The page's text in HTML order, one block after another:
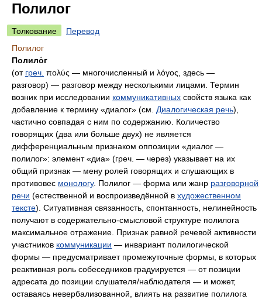
Полилог
Толкование
Перевод
Полилог
Полило́г
(от греч. πολύς — многочисленный и λόγος , здесь —
разговор) — разговор между несколькими лицами. Термин
возник при исследовании коммуникативных свойств языка как
добавление к термину «диалог» (см. Диалогическая речь),
частично совпадая с ним по содержанию. Количество
говорящих (два или больше двух) не является
дифференциальным признаком оппозиции «диалог —
полилог»: элемент «диа» (греч. — через) указывает на их
общий признак — мену ролей говорящих и слушающих в
противовес монологу. Полилог — форма или жанр разговорной
речи (естественной и воспроизведённой в художественном
тексте). Ситуативная связанность, спонтанность, нелинейность
получают в содержательно-смысловой структуре полилога
максимальное отражение. Признак равной речевой активности
участников коммуникации — инвариант полилогической
формы — предусматривает промежуточные формы, в которых
реактивная роль собеседников градуируется — от позиции
адресата до позиции слушателя​/​наблюдателя — и может,
оставаясь невербализованной, влиять на развитие полилога